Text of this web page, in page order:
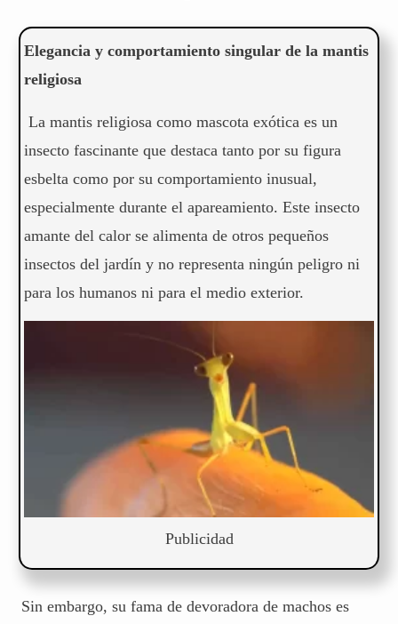
Elegancia y comportamiento singular de la mantis
religiosa
La mantis religiosa como mascota exótica es un
insecto fascinante que destaca tanto por su figura
esbelta como por su comportamiento inusual,
especialmente durante el apareamiento. Este insecto
amante del calor se alimenta de otros pequeños
insectos del jardín y no representa ningún peligro ni
para los humanos ni para el medio exterior.
Publicidad
Sin embargo, su fama de devoradora de machos es